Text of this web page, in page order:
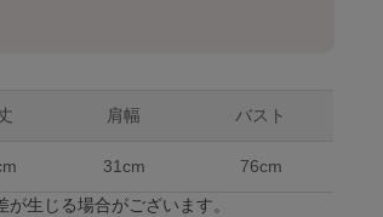
肩幅 バスト
31cm
76cm
生じる場合がございます。